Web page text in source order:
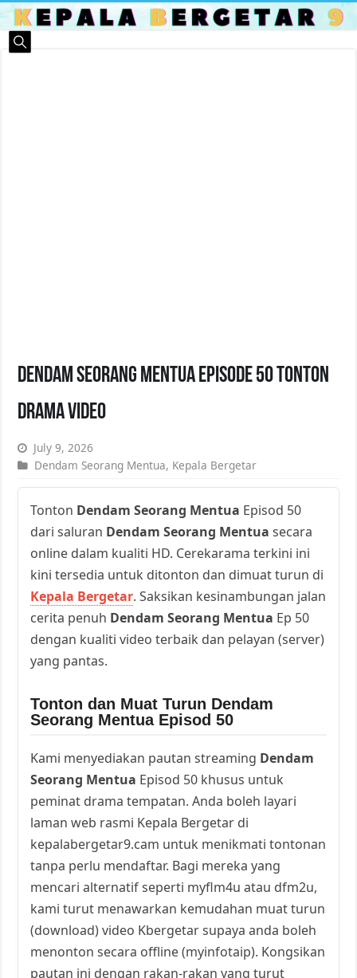
Dendam Seorang Mentua Episode 50 Tonton
Drama Video
July 9, 2026
Dendam Seorang Mentua, Kepala Bergetar
Tonton Dendam Seorang Mentua Episod 50
dari saluran Dendam Seorang Mentua secara
online dalam kualiti HD. Cerekarama terkini ini
kini tersedia untuk ditonton dan dimuat turun di
Kepala Bergetar. Saksikan kesinambungan jalan
cerita penuh Dendam Seorang Mentua Ep 50
dengan kualiti video terbaik dan pelayan (server)
yang pantas.
Tonton dan Muat Turun Dendam
Seorang Mentua Episod 50
Kami menyediakan pautan streaming Dendam
Seorang Mentua Episod 50 khusus untuk
peminat drama tempatan. Anda boleh layari
laman web rasmi Kepala Bergetar di
kepalabergetar9.cam untuk menikmati tontonan
tanpa perlu mendaftar. Bagi mereka yang
mencari alternatif seperti myflm4u atau dfm2u,
kami turut menawarkan kemudahan muat turun
(download) video Kbergetar supaya anda boleh
menonton secara offline (myinfotaip). Kongsikan
pautan ini dengan rakan-rakan yang turut